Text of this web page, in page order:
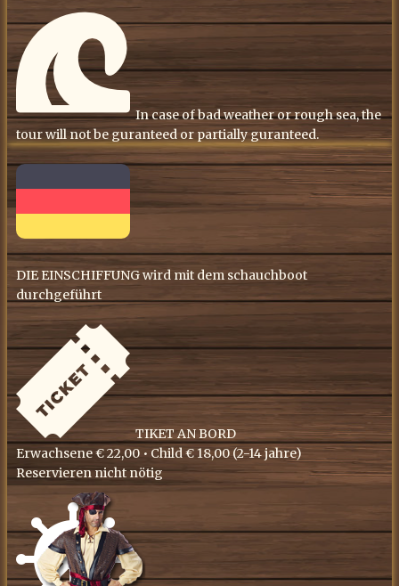
​In case of bad weather or rough sea, the
tour will not be guranteed or partially guranteed.
DIE EINSCHIFFUNG wird mit dem schauchboot
durchgeführt
​TIKET AN BORD
Erwachsene € 22,00 • ​Child € 18,00 (​2-14 jahre)
Reservieren nicht nötig